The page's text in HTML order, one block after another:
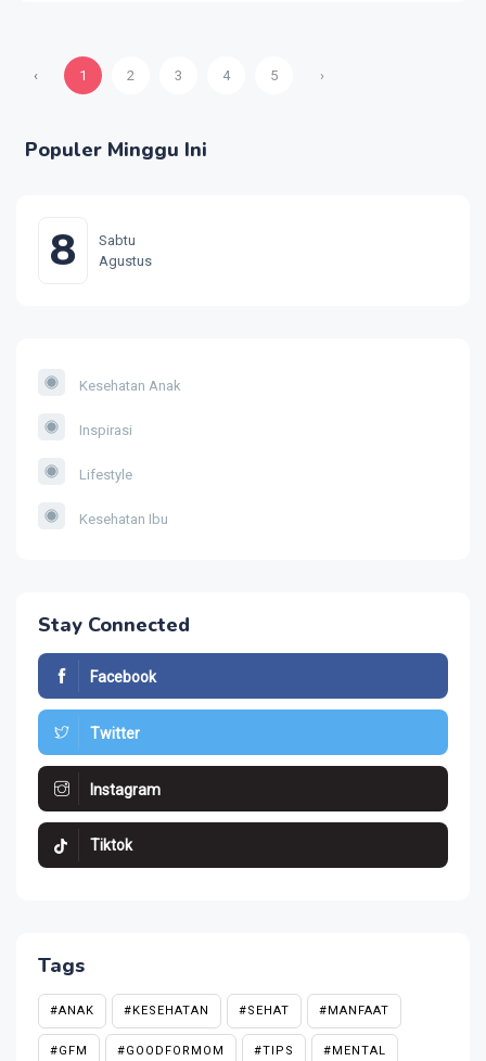
8
Sabtu
Agustus
Kesehatan Anak
Inspirasi
Lifestyle
Kesehatan Ibu
Stay Connected
Facebook
Twitter
Instagram
Tiktok
Tags
#ANAK #KESEHATAN #SEHAT #MANFAAT
#GFM #GOODFORMOM #TIPS #MENTAL
‹ 1 2 3 4 5 ›
Populer Minggu Ini